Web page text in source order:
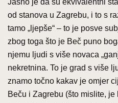
od stanova u Zagrebu, i to s
tamo „ljepše“ – to je posve
zbog toga što je Beč puno
njemu ljudi s više novaca
nekretnina. To je grad s više
znamo točno kakav je omjer
Beču i Zagrebu (što mislite,